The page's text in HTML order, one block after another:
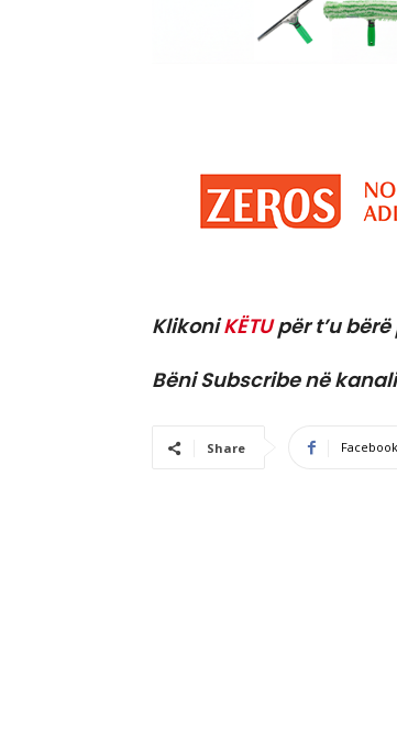
KlikoniKËTUpër t’u
Bëni Subscribe në
Share Facebook